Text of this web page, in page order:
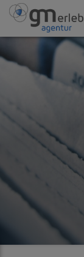
GM ENTDECKEN
Aktuelles
Kultur
Einkaufen
VfL